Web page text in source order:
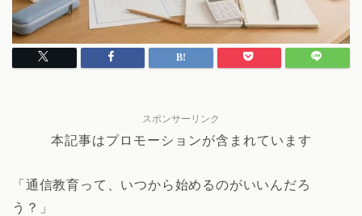
スポンサーリンク
本記事はプロモーションが含まれています
「通信教育って、いつから始めるのがいいんだろ
う？」